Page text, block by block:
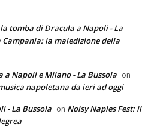
tomba di Dracula a Napoli - La
Campania: la maledizione della
a Napoli e Milano - La Bussola on
napoletana da ieri ad oggi
- La Bussola on Noisy Naples Fest: il